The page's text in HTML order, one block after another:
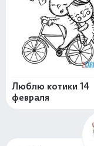
Люблю котики 14
февраля